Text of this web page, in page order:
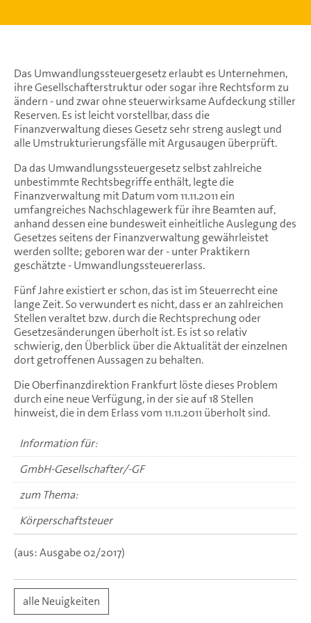
Das Umwandlungssteuergesetz erlaubt es Unternehmen,
ihre Gesellschafterstruktur oder sogar ihre Rechtsform zu
ändern - und zwar ohne steuerwirksame Aufdeckung stiller
Reserven. Es ist leicht vorstellbar, dass die
Finanzverwaltung dieses Gesetz sehr streng auslegt und
alle Umstrukturierungsfälle mit Argusaugen überprüft.
Da das Umwandlungssteuergesetz selbst zahlreiche
unbestimmte Rechtsbegriffe enthält, legte die
Finanzverwaltung mit Datum vom 11.11.2011 ein
umfangreiches Nachschlagewerk für ihre Beamten auf,
anhand dessen eine bundesweit einheitliche Auslegung des
Gesetzes seitens der Finanzverwaltung gewährleistet
werden sollte; geboren war der - unter Praktikern
geschätzte - Umwandlungssteuererlass.
Fünf Jahre existiert er schon, das ist im Steuerrecht eine
lange Zeit. So verwundert es nicht, dass er an zahlreichen
Stellen veraltet bzw. durch die Rechtsprechung oder
Gesetzesänderungen überholt ist. Es ist so relativ
schwierig, den Überblick über die Aktualität der einzelnen
dort getroffenen Aussagen zu behalten.
Die Oberfinanzdirektion Frankfurt löste dieses Problem
durch eine neue Verfügung, in der sie auf 18 Stellen
hinweist, die in dem Erlass vom 11.11.2011 überholt sind.
Information für:
GmbH-Gesellschafter/-GF
zum Thema:
Körperschaftsteuer
(aus: Ausgabe 02/2017)
alle Neuigkeiten